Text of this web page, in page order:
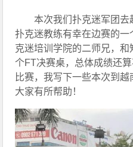
本次我们扑克迷军团
扑克迷教练有幸在边赛的
克迷培训学院的二师兄，
个FT决赛桌，总体成绩还
比赛，我写下一些本次到
大家有所帮助！